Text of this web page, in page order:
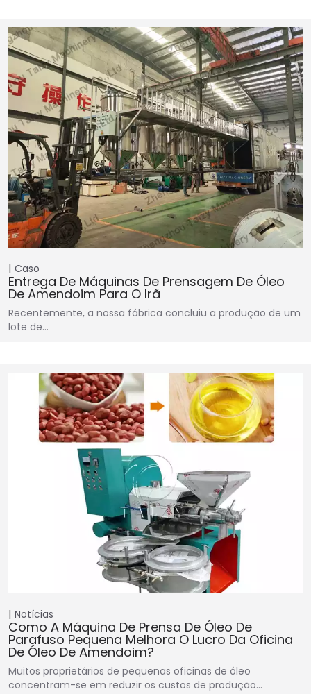
Caso
Entrega De Máquinas De Prensagem De Óleo
De Amendoim Para O Irã
Recentemente, a nossa fábrica concluiu a produção de um
lote de…
Notícias
Como A Máquina De Prensa De Óleo De
Parafuso Pequena Melhora O Lucro Da Oficina
De Óleo De Amendoim?
Muitos proprietários de pequenas oficinas de óleo
concentram-se em reduzir os custos de produção…